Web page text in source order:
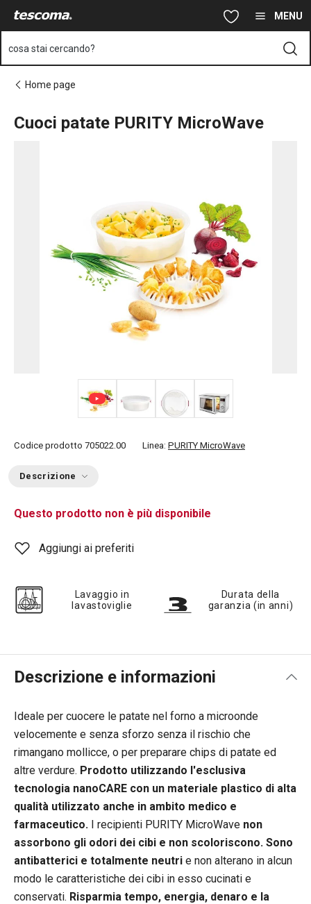
Vai al contenuto principale MENU
cosa stai cercando?
Home page
Cuoci patate PURITY MicroWave
Codice prodotto 705022.00 Linea: PURITY MicroWave
Descrizione
Questo prodotto non è più disponibile
Aggiungi ai preferiti
Lavaggio in
lavastoviglie
Durata della
garanzia (in anni)
Descrizione e informazioni
Ideale per cuocere le patate nel forno a microonde
velocemente e senza sforzo senza il rischio che
rimangano mollicce, o per preparare chips di patate ed
altre verdure. Prodotto utilizzando l'esclusiva
tecnologia nanoCARE con un materiale plastico di alta
qualità utilizzato anche in ambito medico e
farmaceutico. I recipienti PURITY MicroWave non
assorbono gli odori dei cibi e non scoloriscono. Sono
antibatterici e totalmente neutri e non alterano in alcun
modo le caratteristiche dei cibi in esso cucinati e
conservati. Risparmia tempo, energia, denaro e la